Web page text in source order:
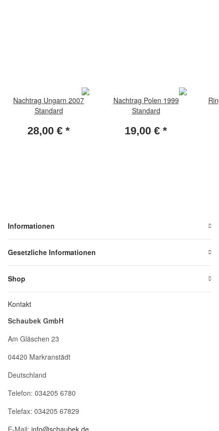
Nachtrag Ungarn 2007
Standard
28,00 € *
Nachtrag Polen 1999
Standard
19,00 € *
Informationen
Gesetzliche Informationen
Shop
Kontakt
Schaubek GmbH
Am Gläschen 23
04420 Markranstädt
Deutschland
Telefon: 034205 6780
Telefax: 034205 67829